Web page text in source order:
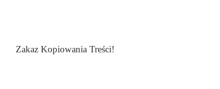
Zakaz Kopiowania Treści!